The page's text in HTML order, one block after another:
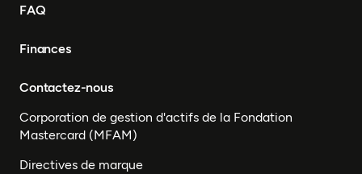
FAQ
Finances
Contactez-nous
Corporation de gestion d'actifs de la Fondation
Mastercard (MFAM)
Directives de marque